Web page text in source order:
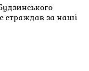
страждав за наші